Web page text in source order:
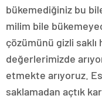
bükemediğiniz bu
milim bile
çözümünü gizli
değerlerimizde
etmekte arıyoruz.
saklamadan açtık